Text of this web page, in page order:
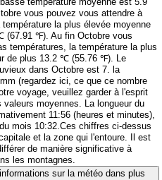
vous pouvez vous attendre à
la plus élevée moyenne
(67.91 ℉). Au fin Octobre vous
températures, la température la plus
de plus 13.2 ℃ (55.76 ℉). Le
dans Octobre est 7. la
(regardez ici, ce que ce nombre
voyage, veuillez garder à l'esprit
moyennes. La longueur du
11:56 (heures et minutes),
mois 10:32.Ces chiffres ci-dessus
et la zone qui l'entoure. Il est
de manière significative à
les montagnes.
sur la météo dans plus